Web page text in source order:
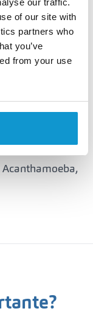
our traffic.
of our site with
partners who
you’ve
from your use
oculares
bacteriana.
causas